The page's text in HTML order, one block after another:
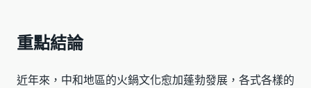
重點結論
近年來，中和地區的火鍋文化愈加蓬勃發展，各式各樣的